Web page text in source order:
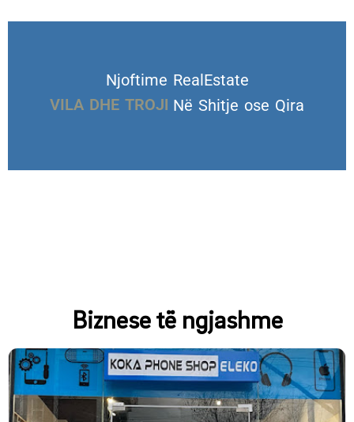
Njoftime RealEstate
VILA DHE TROJE
Biznese të ngjashme